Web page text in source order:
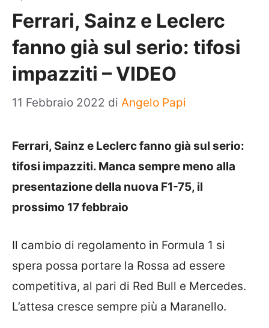
Ferrari, Sainz e Leclerc
fanno già sul serio: tifosi
impazziti – VIDEO
11 Febbraio 2022 di Angelo Papi
Ferrari, Sainz e Leclerc fanno già sul serio:
tifosi impazziti. Manca sempre meno alla
presentazione della nuova F1-75, il
prossimo 17 febbraio
Il cambio di regolamento in Formula 1 si
spera possa portare la Rossa ad essere
competitiva, al pari di Red Bull e Mercedes.
L’attesa cresce sempre più a Maranello.